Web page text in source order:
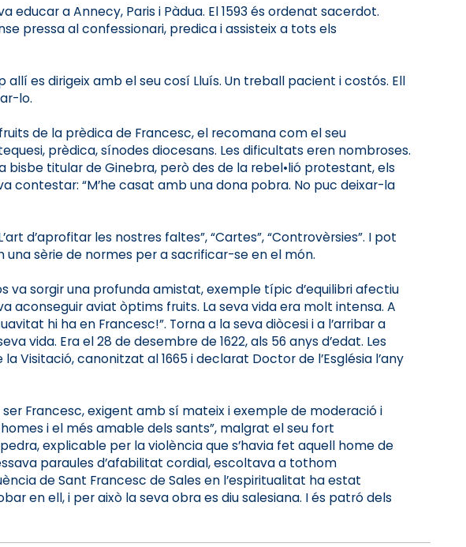
educar a Annecy, Paris i Pàdua. El 1593 és ordenat sacerdot.
pressa al confessionari, predica i assisteix a tots els
es dirigeix amb el seu cosí Lluís. Un treball pacient i costós. Ell
lo.
de la prèdica de Francesc, el recomana com el seu
prèdica, sínodes diocesans. Les dificultats eren nombroses.
bisbe titular de Ginebra, però des de la rebel•lió protestant, els
contestar: “M’he casat amb una dona pobra. No puc deixar-la
d’aprofitar les nostres faltes”, “Cartes”, “Controvèrsies”. I pot
sèrie de normes per a sacrificar-se en el món.
va sorgir una profunda amistat, exemple típic d’equilibri afectiu
aconseguir aviat òptims fruits. La seva vida era molt intensa. A
hi ha en Francesc!”. Torna a la seva diòcesi i a l’arribar a
vida. Era el 28 de desembre de 1622, als 56 anys d’edat. Les
Visitació, canonitzat al 1665 i declarat Doctor de l’Església l’any
Francesc, exigent amb sí mateix i exemple de moderació i
i el més amable dels sants”, malgrat el seu fort
explicable per la violència que s’havia fet aquell home de
paraules d’afabilitat cordial, escoltava a tothom
de Sant Francesc de Sales en l’espiritualitat ha estat
en ell, i per això la seva obra es diu salesiana. I és patró dels